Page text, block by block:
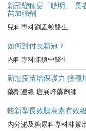
新冠變種更「聰明」 長
苗加強劑
兒科專科劉孟蛟醫生
如何對付長新冠？
內科專科陳鎮中醫生
新冠疫苗增保護力 接種
藥劑連線 唐展峰藥劑師
較新型長效胰島素有效
内分泌及糖尿科專科林景